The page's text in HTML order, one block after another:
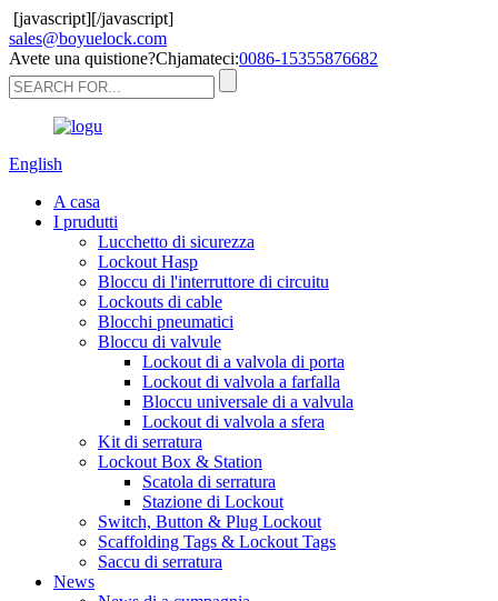
[javascript][/javascript]
sales@boyuelock.com
Avete una quistione?Chjamateci:0086-15355876682
English
A casa
I prudutti
Lucchetto di sicurezza
Lockout Hasp
Bloccu di l'interruttore di circuitu
Lockouts di cable
Blocchi pneumatici
Bloccu di valvule
Lockout di a valvola di porta
Lockout di valvola a farfalla
Bloccu universale di a valvula
Lockout di valvola a sfera
Kit di serratura
Lockout Box & Station
Scatola di serratura
Stazione di Lockout
Switch, Button & Plug Lockout
Scaffolding Tags & Lockout Tags
Saccu di serratura
News